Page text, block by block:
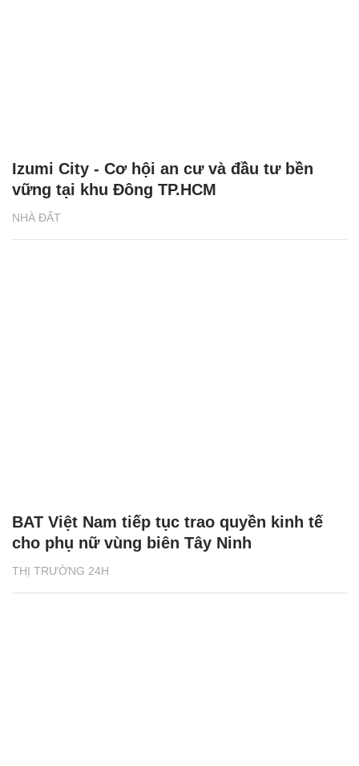
NHÀ ĐẤT
Izumi City - Cơ hội an cư và đầu tư bền
vững tại khu Đông TP.HCM
THỊ TRƯỜNG 24H
BAT Việt Nam tiếp tục trao quyền kinh tế
cho phụ nữ vùng biên Tây Ninh